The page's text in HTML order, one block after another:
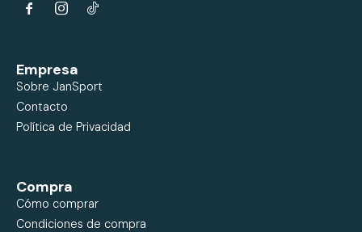
 
Empresa
Sobre JanSport
Contacto
Política de Privacidad
Compra
Cómo comprar
Condiciones de compra